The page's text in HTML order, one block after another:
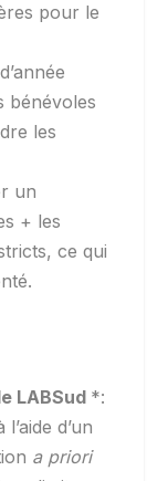
pour le
bénévoles
les
un
+ les
ce qui
LABSud *:
d’un
a priori